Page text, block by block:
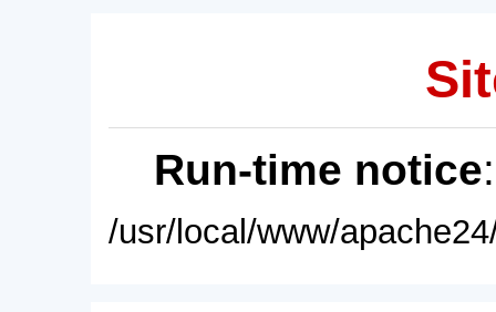
Run-time notice
/usr/local/www/